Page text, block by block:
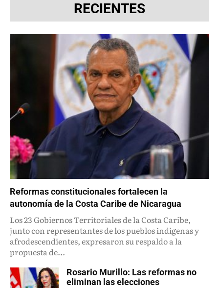
RECIENTES
Reformas constitucionales fortalecen la
autonomía de la Costa Caribe de Nicaragua
Los 23 Gobiernos Territoriales de la Costa Caribe,
junto con representantes de los pueblos indígenas y
afrodescendientes, expresaron su respaldo a la
propuesta de...
Rosario Murillo: Las reformas no
eliminan las elecciones